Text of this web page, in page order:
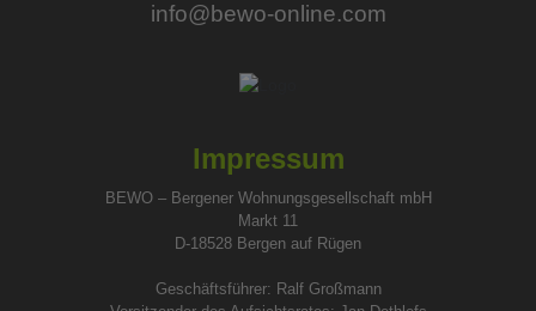
Impressum
BEWO – Bergener Wohnungsgesellschaft mbH
Markt 11
D-18528 Bergen auf Rügen
Geschäftsführer: Ralf Großmann
info@bewo-online.com